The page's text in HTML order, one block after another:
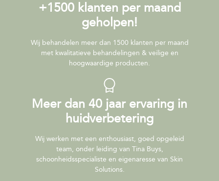
+1500 klanten per maand
geholpen!
Wij behandelen meer dan 1500 klanten per maand
met kwalitatieve behandelingen & veilige en
hoogwaardige producten.
Meer dan 40 jaar ervaring in
huidverbetering
Wij werken met een enthousiast, goed opgeleid
team, onder leiding van Tina Buys,
schoonheidsspecialiste en eigenaresse van Skin
Solutions.